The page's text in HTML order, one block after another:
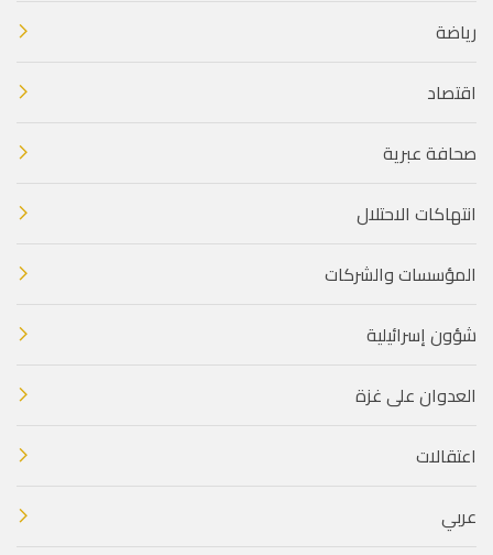
رياضة
اقتصاد
صحافة عبرية
انتهاكات الاحتلال
المؤسسات والشركات
شؤون إسرائيلية
العدوان على غزة
اعتقالات
عربي